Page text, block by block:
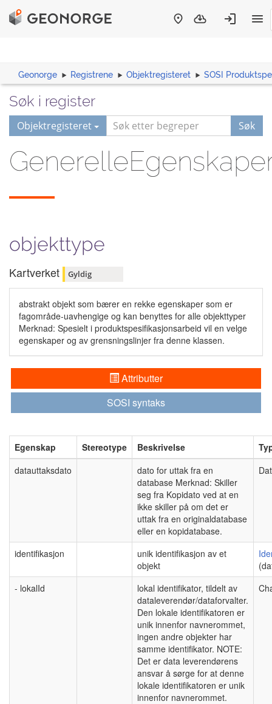
Geonorge Registrene Objektregisteret SOSI
Søk i register
Objektregisteret Søk
objekttype
Kartverket Gyldig
abstrakt objekt som bærer en rekke egenskaper som er
fagområde-uavhengige og kan benyttes for alle objekttyper
Merknad: Spesielt i produktspesifikasjonsarbeid vil en velge
egenskaper og av grensningslinjer fra denne klassen.
Attributter
SOSI syntaks
Egenskap Stereotype Beskrivelse
datauttaksdato
dato for uttak fra en
database Merknad: Skiller
seg fra Kopidato ved at en
ikke skiller på om det er
uttak fra en originaldatabase
eller en kopidatabase.
identifikasjon
unik identifikasjon av et
objekt
- lokalId
lokal identifikator, tildelt av
dataleverendør/dataforvalter.
Den lokale identifikatoren er
unik innenfor navnerommet,
ingen andre objekter har
samme identifikator. NOTE:
Det er data leverendørens
ansvar å sørge for at denne
lokale identifikatoren er unik
innenfor navnerommet.